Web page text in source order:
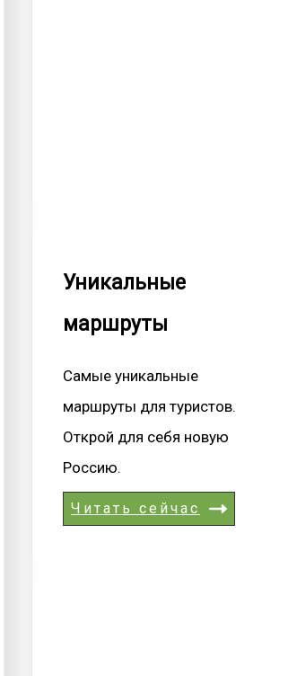
Уникальные
маршруты
Самые уникальные
маршруты для туристов.
Открой для себя новую
Россию.
Читать сейчас